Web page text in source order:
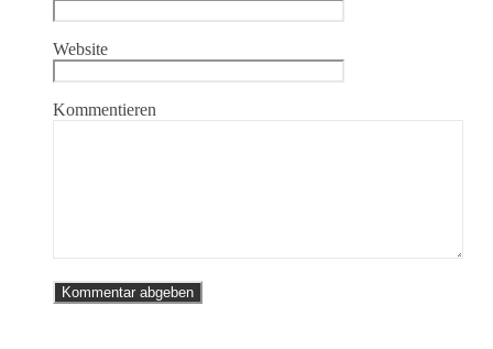
Website
Kommentieren